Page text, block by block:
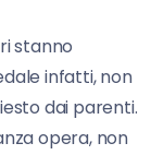
stanno
infatti, non
dai parenti.
opera, non